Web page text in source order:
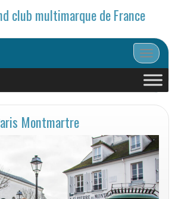
club multimarque de France
Afficher/
Montmartre